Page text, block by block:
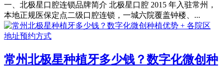
一、北极星口腔连锁品牌简介 北极星口腔 2015 年入驻常州，
本地正规医保定点二级口腔连锁，一城六院覆盖钟楼、...
常州北极星种植牙多少钱？数字化微创种